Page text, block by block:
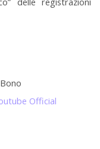
Official